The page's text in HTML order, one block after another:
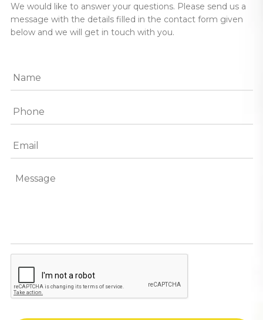
We would like to answer your questions. Please send us a
message with the details filled in the contact form given
below and we will get in touch with you.